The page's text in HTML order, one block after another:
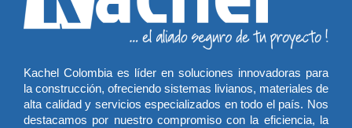
Kachel Colombia es líder en soluciones innovadoras para
la construcción, ofreciendo sistemas livianos, materiales de
alta calidad y servicios especializados en todo el país. Nos
destacamos por nuestro compromiso con la eficiencia, la